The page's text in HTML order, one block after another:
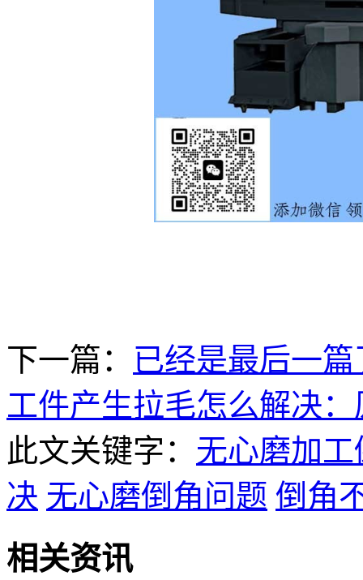
下一篇： 已经是最后一篇
工件产生拉毛怎么解决
此文关键字： 无心磨加
决 无心磨倒角问题 倒角
相关资讯